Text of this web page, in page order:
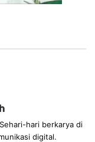
hari berkarya di
digital.